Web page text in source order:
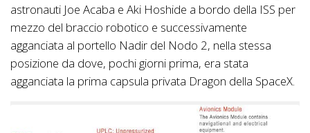
astronauti Joe Acaba e Aki Hoshide a bordo della ISS per
mezzo del braccio robotico e successivamente
agganciata al portello Nadir del Nodo 2, nella stessa
posizione da dove, pochi giorni prima, era stata
agganciata la prima capsula privata Dragon della SpaceX.